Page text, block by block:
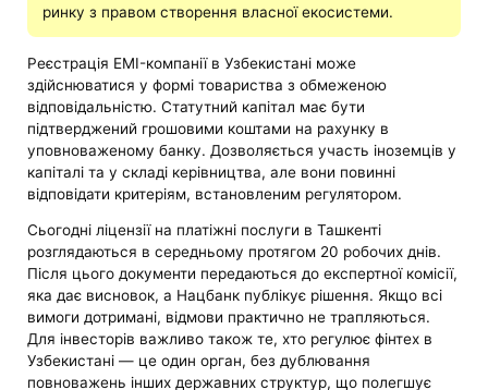
ринку з правом створення власної екосистеми.
Реєстрація EMI-компанії в Узбекистані може
здійснюватися у формі товариства з обмеженою
відповідальністю. Статутний капітал має бути
підтверджений грошовими коштами на рахунку в
уповноваженому банку. Дозволяється участь іноземців у
капіталі та у складі керівництва, але вони повинні
відповідати критеріям, встановленим регулятором.
Сьогодні ліцензії на платіжні послуги в Ташкенті
розглядаються в середньому протягом 20 робочих днів.
Після цього документи передаються до експертної комісії,
яка дає висновок, а Нацбанк публікує рішення. Якщо всі
вимоги дотримані, відмови практично не трапляються.
Для інвесторів важливо також те, хто регулює фінтех в
Узбекистані — це один орган, без дублювання
повноважень інших державних структур, що полегшує